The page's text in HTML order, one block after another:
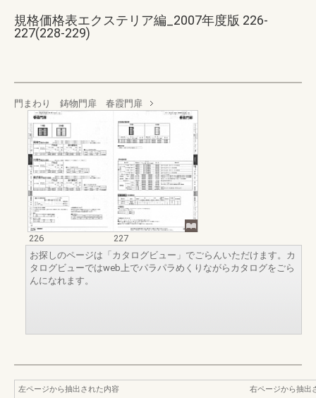
規格価格表エクステリア編_2007年度版 226-
227(228-229)
門まわり 鋳物門扉 春霞門扉
226
227
お探しのページは「カタログビュー」でごらんいただけます。カ
タログビューではweb上でパラパラめくりながらカタログをごら
んになれます。
左ページから抽出された内容
右ページから抽出